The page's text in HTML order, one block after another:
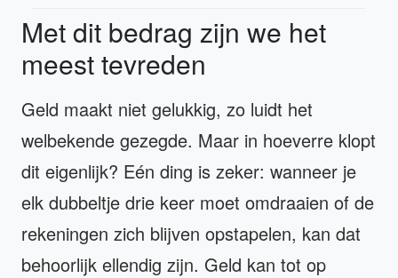
Met dit bedrag zijn we het
meest tevreden
Geld maakt niet gelukkig, zo luidt het
welbekende gezegde. Maar in hoeverre klopt
dit eigenlijk? Eén ding is zeker: wanneer je
elk dubbeltje drie keer moet omdraaien of de
rekeningen zich blijven opstapelen, kan dat
behoorlijk ellendig zijn. Geld kan tot op